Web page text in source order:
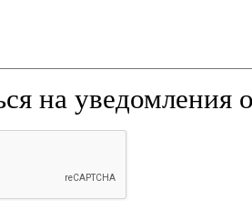
на уведомления